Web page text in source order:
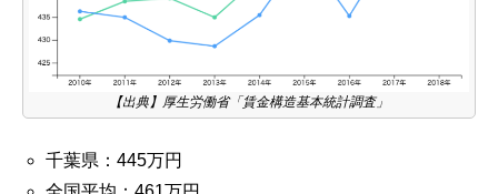
【出典】厚生労働省「賃金構造基本統計調査」
千葉県：445万円